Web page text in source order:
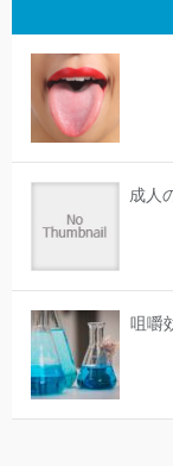
成人
咀嚼